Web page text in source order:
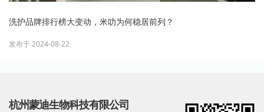
洗护品牌排行榜大变动，米叻为何稳居前列？
发布于 2024-08-22
杭州蒙迪生物科技有限公司